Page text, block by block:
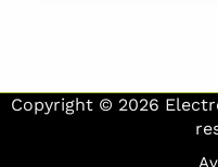
Copyright © 2026